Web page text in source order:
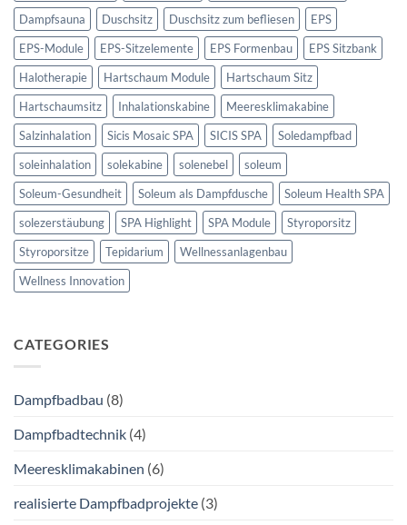
Dampfsauna
Duschsitz Duschsitz zum befliesen
EPS
EPS-Module
EPS-Sitzelemente EPS Formenbau
EPS Sitzbank
Halotherapie
Hartschaum Module
Hartschaum Sitz
Hartschaumsitz
Inhalationskabine
Meeresklimakabine
Salzinhalation
Sicis Mosaic SPA SICIS SPA
Soledampfbad
soleinhalation
solekabine solenebel
soleum
Soleum-Gesundheit
Soleum als Dampfdusche
Soleum Health SPA
solezerstäubung
SPA Highlight SPA Module
Styroporsitz
Styroporsitze
Tepidarium
Wellnessanlagenbau
Wellness Innovation
CATEGORIES
Dampfbadbau (8)
Dampfbadtechnik (4)
Meeresklimakabinen (6)
realisierte Dampfbadprojekte (3)